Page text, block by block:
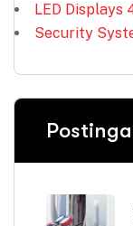
LED Displays
Security